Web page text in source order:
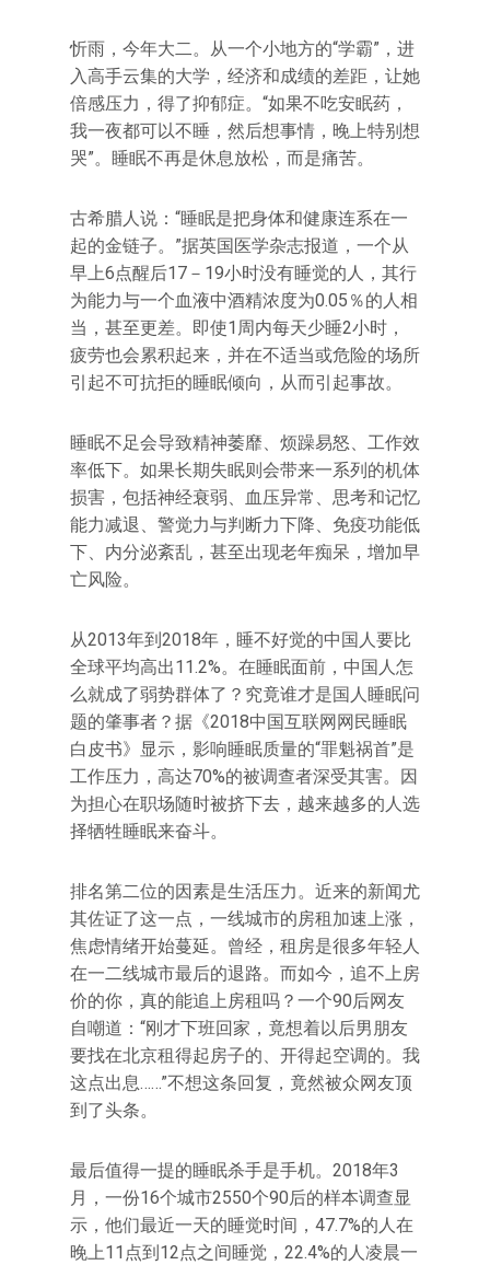
忻雨，今年大二。从一个小地方的“学霸”，进
入高手云集的大学，经济和成绩的差距，让她
倍感压力，得了抑郁症。“如果不吃安眠药，
我一夜都可以不睡，然后想事情，晚上特别想
哭”。睡眠不再是休息放松，而是痛苦。
古希腊人说：“睡眠是把身体和健康连系在一
起的金链子。”据英国医学杂志报道，一个从
早上6点醒后17－19小时没有睡觉的人，其行
为能力与一个血液中酒精浓度为0.05％的人相
当，甚至更差。即使1周内每天少睡2小时，
疲劳也会累积起来，并在不适当或危险的场所
引起不可抗拒的睡眠倾向，从而引起事故。
睡眠不足会导致精神萎靡、烦躁易怒、工作效
率低下。如果长期失眠则会带来一系列的机体
损害，包括神经衰弱、血压异常、思考和记忆
能力减退、警觉力与判断力下降、免疫功能低
下、内分泌紊乱，甚至出现老年痴呆，增加早
亡风险。
从2013年到2018年，睡不好觉的中国人要比
全球平均高出11.2%。在睡眠面前，中国人怎
么就成了弱势群体了？究竟谁才是国人睡眠问
题的肇事者？据《2018中国互联网网民睡眠
白皮书》显示，影响睡眠质量的“罪魁祸首”是
工作压力，高达70%的被调查者深受其害。因
为担心在职场随时被挤下去，越来越多的人选
择牺牲睡眠来奋斗。
排名第二位的因素是生活压力。近来的新闻尤
其佐证了这一点，一线城市的房租加速上涨，
焦虑情绪开始蔓延。曾经，租房是很多年轻人
在一二线城市最后的退路。而如今，追不上房
价的你，真的能追上房租吗？一个90后网友
自嘲道：“刚才下班回家，竟想着以后男朋友
要找在北京租得起房子的、开得起空调的。我
这点出息……”不想这条回复，竟然被众网友顶
到了头条。
最后值得一提的睡眠杀手是手机。2018年3
月，一份16个城市2550个90后的样本调查显
示，他们最近一天的睡觉时间，47.7%的人在
晚上11点到12点之间睡觉，22.4%的人凌晨一